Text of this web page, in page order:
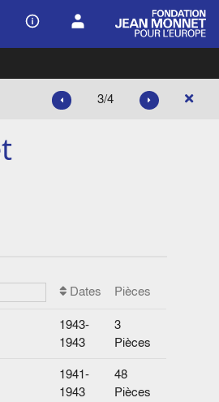
3/4
Dates
Pièces
1943-
1943
3
Pièces
1941-
1943
48
Pièces